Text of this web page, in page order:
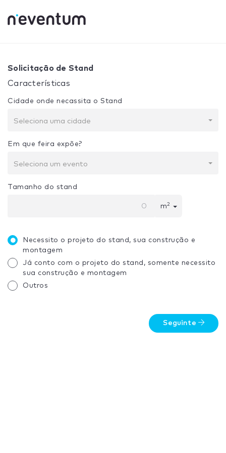
Sua seleção: Projeto + Construção
Solicitação de Stand
Características
Cidade onde necassita o Stand
Seleciona uma cidade
Em que feira expõe?
Seleciona um evento
Tamanho do stand
m2
Necessito o projeto do stand, sua construção e
montagem
Já conto com o projeto do stand, somente necessito
sua construção e montagem
Outros
Seguinte